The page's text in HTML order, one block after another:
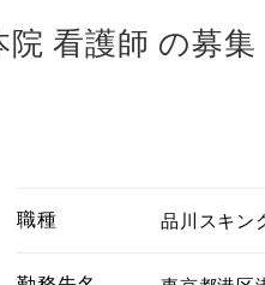
看護師 の募集
職種 品川スキン